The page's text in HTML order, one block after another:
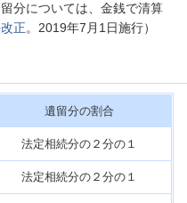
分については、金銭で清算
正。2019年7月1日施行）
遺留分の割合
法定相続分の２分の１
法定相続分の２分の１